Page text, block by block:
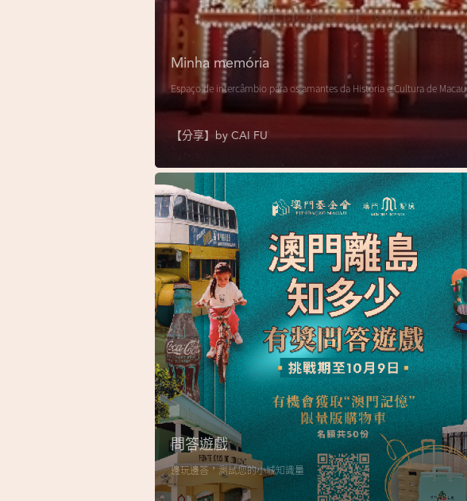
Minha memória
Espaço de intercâmbio para os amantes da História e Cultura de Macau
【分享】by CAI FU
問答遊戲
邊玩邊答，測試您的小城知識量